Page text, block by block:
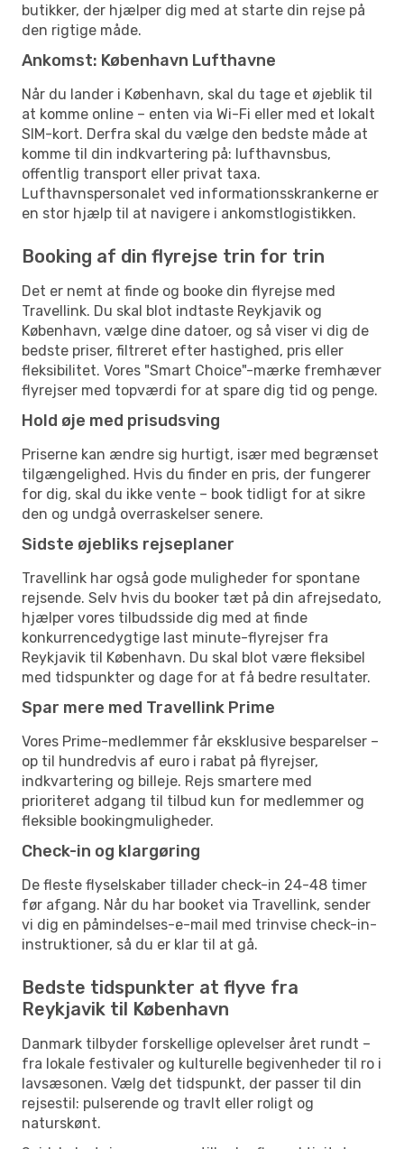
butikker, der hjælper dig med at starte din rejse på
den rigtige måde.
Ankomst: København Lufthavne
Når du lander i København, skal du tage et øjeblik til
at komme online – enten via Wi-Fi eller med et lokalt
SIM-kort. Derfra skal du vælge den bedste måde at
komme til din indkvartering på: lufthavnsbus,
offentlig transport eller privat taxa.
Lufthavnspersonalet ved informationsskrankerne er
en stor hjælp til at navigere i ankomstlogistikken.
Booking af din flyrejse trin for trin
Det er nemt at finde og booke din flyrejse med
Travellink. Du skal blot indtaste Reykjavik og
København, vælge dine datoer, og så viser vi dig de
bedste priser, filtreret efter hastighed, pris eller
fleksibilitet. Vores "Smart Choice"-mærke fremhæver
flyrejser med topværdi for at spare dig tid og penge.
Hold øje med prisudsving
Priserne kan ændre sig hurtigt, især med begrænset
tilgængelighed. Hvis du finder en pris, der fungerer
for dig, skal du ikke vente – book tidligt for at sikre
den og undgå overraskelser senere.
Sidste øjebliks rejseplaner
Travellink har også gode muligheder for spontane
rejsende. Selv hvis du booker tæt på din afrejsedato,
hjælper vores tilbudsside dig med at finde
konkurrencedygtige last minute-flyrejser fra
Reykjavik til København. Du skal blot være fleksibel
med tidspunkter og dage for at få bedre resultater.
Spar mere med Travellink Prime
Vores Prime-medlemmer får eksklusive besparelser –
op til hundredvis af euro i rabat på flyrejser,
indkvartering og billeje. Rejs smartere med
prioriteret adgang til tilbud kun for medlemmer og
fleksible bookingmuligheder.
Check-in og klargøring
De fleste flyselskaber tillader check-in 24-48 timer
før afgang. Når du har booket via Travellink, sender
vi dig en påmindelses-e-mail med trinvise check-in-
instruktioner, så du er klar til at gå.
Bedste tidspunkter at flyve fra
Reykjavik til København
Danmark tilbyder forskellige oplevelser året rundt –
fra lokale festivaler og kulturelle begivenheder til ro i
lavsæsonen. Vælg det tidspunkt, der passer til din
rejsestil: pulserende og travlt eller roligt og
naturskønt.